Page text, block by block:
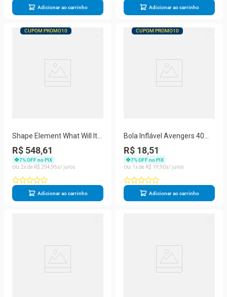
Adicionar ao carrinho Adicionar ao carrinho
CUPOM PROMO10
Shape Element What Will It
Take 8180 - Ptoamar
R$ 548,61
7% OFF no PIX
2
R$ 294 95
Adicionar ao carrinho
CUPOM PROMO10
Bola Inflável Avengers 40
cm - Etitoys
R$ 18,51
7% OFF no PIX
1
R$ 19 90
Adicionar ao carrinho